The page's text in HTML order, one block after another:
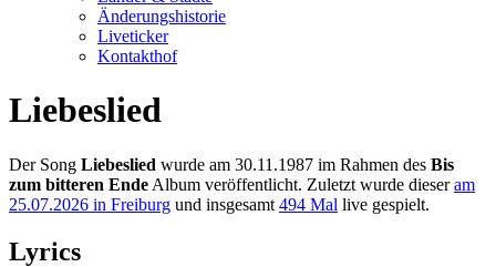
Änderungshistorie
Liveticker
Kontakthof
Liebeslied
Der Song Liebeslied wurde am 30.11.1987 im Rahmen des Bis
zum bitteren Ende Album veröffentlicht. Zuletzt wurde dieseram
25.07.2026 in Freiburg und insgesamt 494 Mal live gespielt.
Lyrics